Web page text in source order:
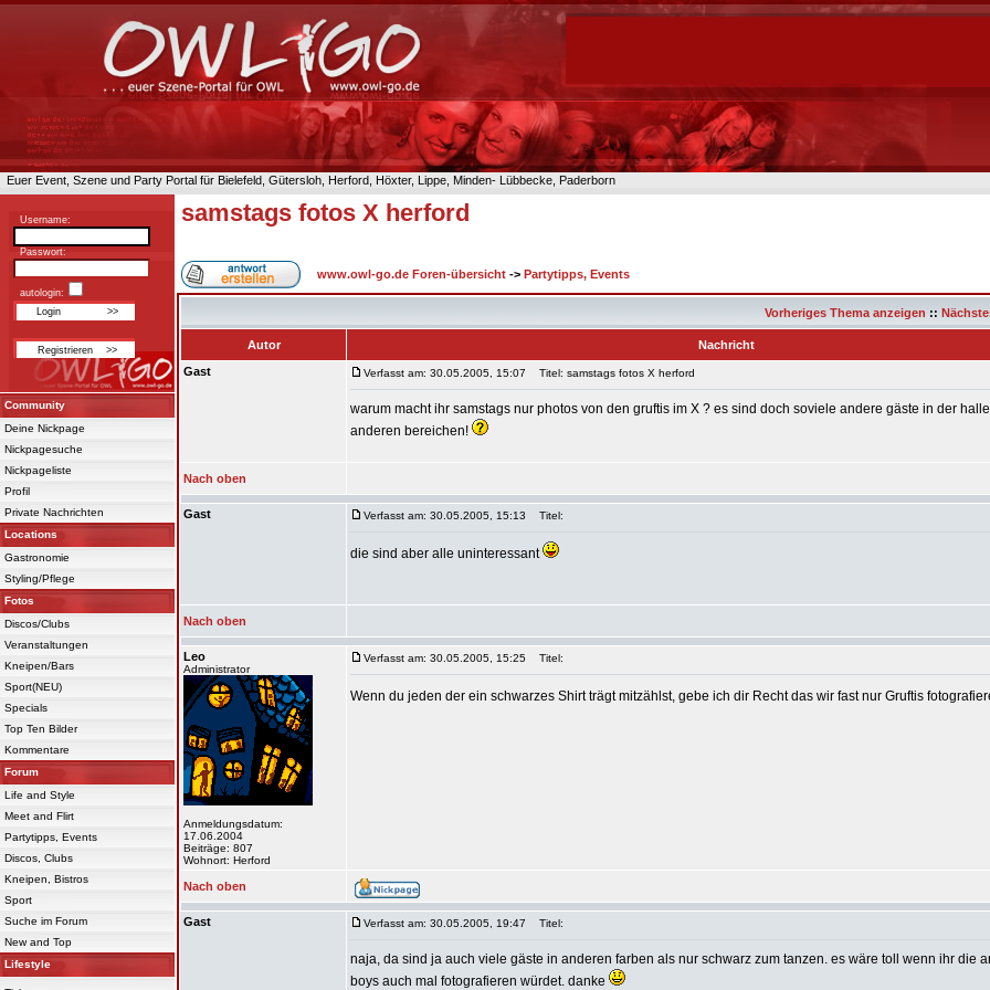
Euer Event, Szene und Party Portal für Bielefeld, Gütersloh, Herford, Höxter, Lippe, Minden- Lübbecke, Paderborn
Username:
Passwort:
autologin:
Community
Deine Nickpage
Nickpagesuche
Nickpageliste
Profil
Private Nachrichten
Locations
Gastronomie
Styling/Pflege
Fotos
Discos/Clubs
Veranstaltungen
Kneipen/Bars
Sport(NEU)
Specials
Top Ten Bilder
Kommentare
Forum
Life and Style
Meet and Flirt
Partytipps, Events
Discos, Clubs
Kneipen, Bistros
Sport
Suche im Forum
New and Top
Lifestyle
samstags fotos X herford
www.owl-go.de Foren-übersicht -> Partytipps, Events
Vorheriges Thema anzeigen ::
Autor
Nachricht
Gast
Verfasst am: 30.05.2005, 15:07 Titel: samstags fotos X herford
warum macht ihr samstags nur photos von den gruftis im X ? es sind doch soviele andere gäste in der
anderen bereichen!
Nach oben
Gast Verfasst am: 30.05.2005, 15:13 Titel:
die sind aber alle uninteressant
Nach oben
Leo
Administrator
Anmeldungsdatum:
17.06.2004
Beiträge: 807
Wohnort: Herford
Verfasst am: 30.05.2005, 15:25 Titel:
Wenn du jeden der ein schwarzes Shirt trägt mitzählst, gebe ich dir Recht das wir fast nur Gruftis
Nach oben
Gast Verfasst am: 30.05.2005, 19:47 Titel:
naja, da sind ja auch viele gäste in anderen farben als nur schwarz zum tanzen. es wäre toll wenn ihr die
boys auch mal fotografieren würdet. danke